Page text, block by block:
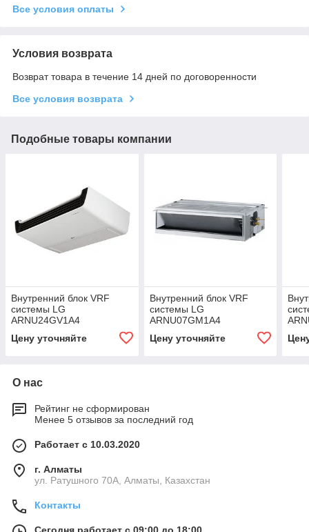
Все условия оплаты
Условия возврата
Возврат товара в течение 14 дней по договоренности
Все условия возврата
Подобные товары компании
Внутренний блок VRF
системы LG
ARNU24GV1A4
Цену уточняйте
Внутренний блок VRF
системы LG
ARNU07GM1A4
Цену уточняйте
О нас
Рейтинг не сформирован
Менее 5 отзывов за последний год
Работает с 10.03.2020
г. Алматы
ул. Ратушного 70А, Алматы, Казахстан
Контакты